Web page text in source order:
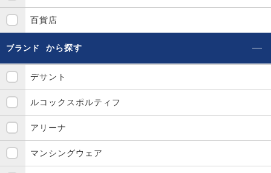
百貨店
ブランド から探す
デサント
ルコックスポルティフ
アリーナ
マンシングウェア